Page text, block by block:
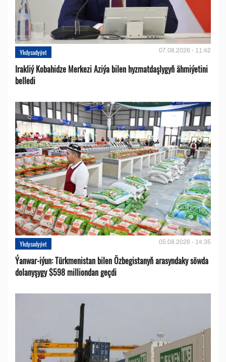
Ykdysadyýet 07.08.2026 - 11:42
Irakliý Kobahidze Merkezi Aziýa bilen hyzmatdaşlygyň ähmiýetini
belledi
Ykdysadyýet 05.08.2026 - 14:35
Ýanwar-iýun: Türkmenistan bilen Özbegistanyň arasyndaky söwda
dolanyşygy $598 milliondan geçdi